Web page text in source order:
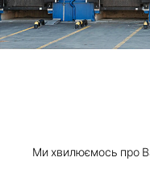
Ми хвилюємось про